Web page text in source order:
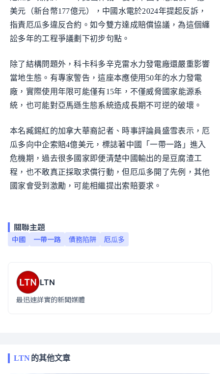
美元（新台幣177億元），中國水電於2024年提起反訴，
指責厄瓜多違反合約。如今雙方達成賠償協議，為這個纏
訟多年的工程爭議劃下初步句點。
除了結構問題外，科卡科多辛克雷水力發電廠還嚴重影響
當地生態。有專家警告，這座本應使用50年的水力發電
廠，實際使用年限可能僅有15年，不僅威脅國家能源系
統，也可能對亞馬遜生態系統造成長期不可逆的破壞。
本名臧錫紅的加拿大華裔記者、時事評論員盛雪表示，厄
瓜多向中企索賠4億美元，標誌著中國「一帶一路」進入
危機期，過去很多國家即便清楚中國輸出的是豆腐渣工
程，也不敢真正採取求償行動，但厄瓜多開了先例，其他
國家會受到激勵，可能相繼提出索賠要求。
關聯主題
中國 一帶一路 債務陷阱 厄瓜多
LTN
最迅速詳實的新聞媒體
LTN的其他文章